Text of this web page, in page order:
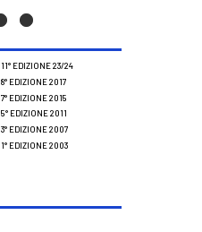
11° EDIZIONE 23/24
8° EDIZIONE 2017
7° EDIZIONE 2015
5° EDIZIONE 2011
3° EDIZIONE 2007
1° EDIZIONE 2003